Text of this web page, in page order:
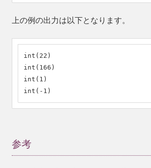
上の例の出力は以下となります。
int(22)
int(166)
int(1)
int(-1)
参考